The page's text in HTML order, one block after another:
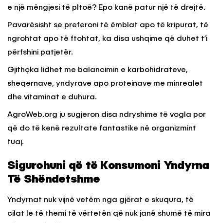
e një mëngjesi të pltoë? Epo kanë patur një të drejtë.
Pavarësisht se preferoni të ëmblat apo të kripurat, të
ngrohtat apo të ftohtat, ka disa ushqime që duhet t’i
përfshini patjetër.
Gjithçka lidhet me balancimin e karbohidrateve,
sheqernave, yndyrave apo proteinave me minrealet
dhe vitaminat e duhura.
AgroWeb.org ju sugjeron disa ndryshime të vogla por
që do të kenë rezultate fantastike në organizmint
tuaj.
Sigurohuni që të Konsumoni Yndyrna
Të Shëndetshme
Yndyrnat nuk vijnë vetëm nga gjërat e skuqura, të
cilat le të themi të vërtetën që nuk janë shumë të mira